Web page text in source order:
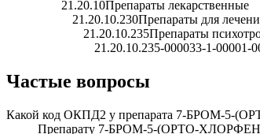
21.20.10Препараты лекарственные
21.20.10.230Препараты для
21.20.10.235Препараты
21.20.10.235-000033-1-00001-
Частые вопросы
Какой код ОКПД2 у препарата 7-БРОМ-
Препарату 7-БРОМ-5-(ОРТО-